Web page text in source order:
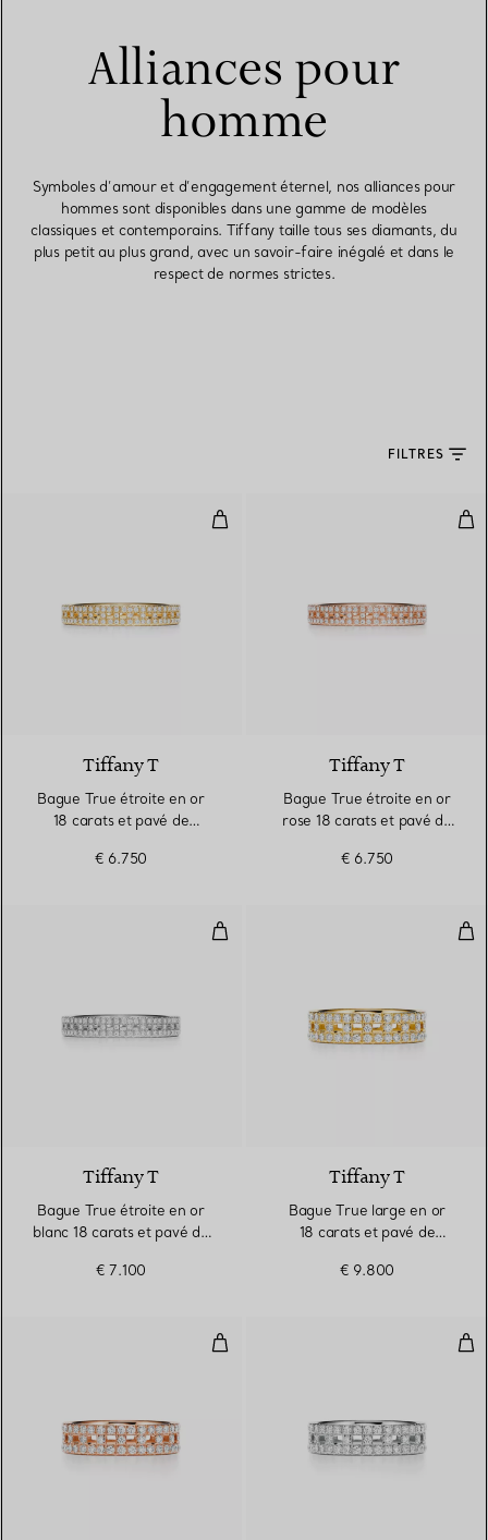
Alliances pour
homme
Symboles d’amour et d’engagement éternel, nos alliances pour
hommes sont disponibles dans une gamme de modèles
classiques et contemporains. Tiffany taille tous ses diamants, du
plus petit au plus grand, avec un savoir-faire inégalé et dans le
respect de normes strictes.
FILTRES
Bague True étroite en or 18
Tiffany T
Bague True étroite en or
18 carats et pavé de
€ 6.750
Tiffany T
Bague True étroite en or
rose 18 carats et pavé de
€ 6.750
Bague True étroite en or blanc
Tiffany T
Bague True étroite en or
blanc 18 carats et pavé de
€ 7.100
Tiffany T
Bague True large en or
18 carats et pavé de
€ 9.800
Bague True large en or rose 18